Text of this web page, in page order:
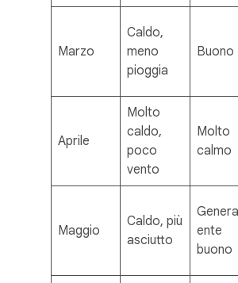
Marzo
Caldo,
meno
pioggia
Buono
Aprile
Molto
caldo,
poco
vento
Molto
calmo
Maggio
Caldo, più
asciutto
ente
buono